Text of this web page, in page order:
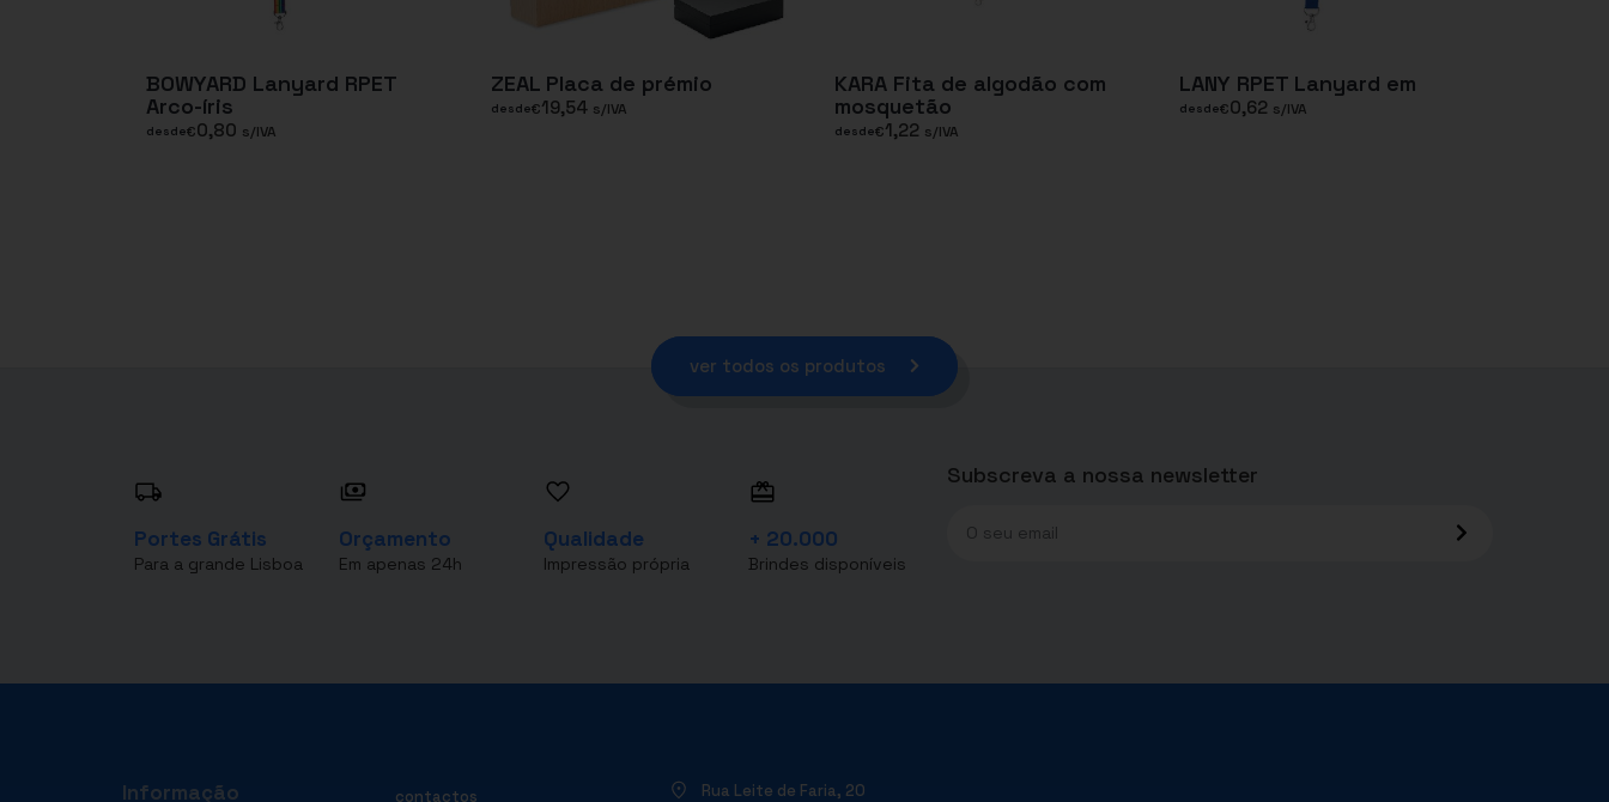
BOWYARD Lanyard RPET
Arco-íris
desde€0,80 s/IVA
ZEAL Placa de prémio
desde€19,54 s/IVA
KARA Fita de algodão com
mosquetão
desde€1,22 s/IVA
LANY RPET Lanyard em
desde€0,62 s/IVA
ver todos os produtos
Portes Grátis
Para a grande Lisboa
Orçamento
Em apenas 24h
Qualidade
Impressão própria
+ 20.000
Brindes disponíveis
Subscreva a nossa newsletter
Informação contactos Rua Leite de Faria, 20